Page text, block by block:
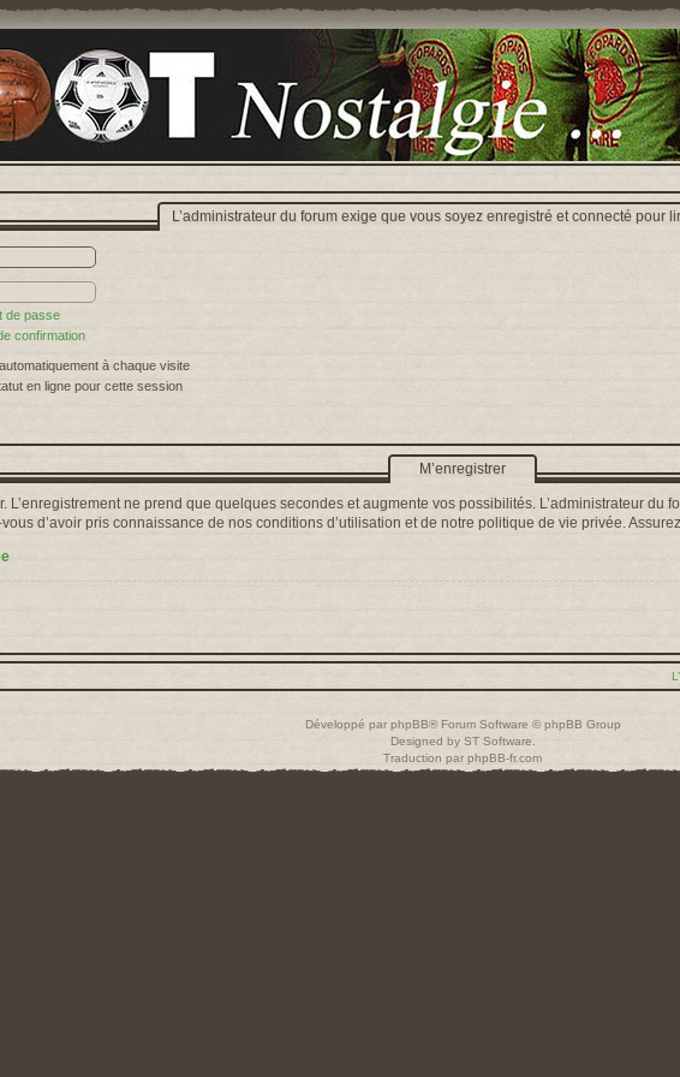
L’administrateur du forum exige que vous soyez enregistré et connecté pour
de passe
confirmation
à chaque visite
en ligne pour cette session
M’enregistrer
L’enregistrement ne prend que quelques secondes et augmente vos possibilités. L’administrateur
d’avoir pris connaissance de nos conditions d’utilisation et de notre politique de vie privée.
Développé par phpBB® Forum Software © phpBB Group
Designed by ST Software
Traduction par phpBB-fr.com